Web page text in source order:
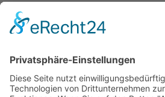
ÖFFNUNGS­ZEI­TEN
Mo-Do: 09:00 — 20:00 Uhr